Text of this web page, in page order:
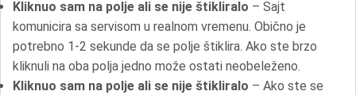
Kliknuo sam na polje ali se nije štikliralo – Sajt
komunicira sa servisom u realnom vremenu. Obično je
potrebno 1-2 sekunde da se polje štiklira. Ako ste brzo
kliknuli na oba polja jedno može ostati neobeleženo.
Kliknuo sam na polje ali se nije štikliralo – Ako ste se